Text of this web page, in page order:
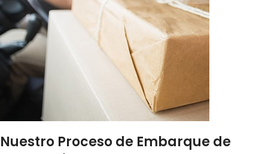
Nuestro Proceso de Embarque de